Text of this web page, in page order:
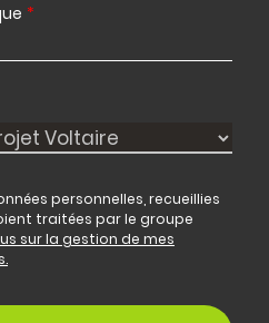
*
personnelles, recueillies
traitées par le groupe
sur la gestion de mes